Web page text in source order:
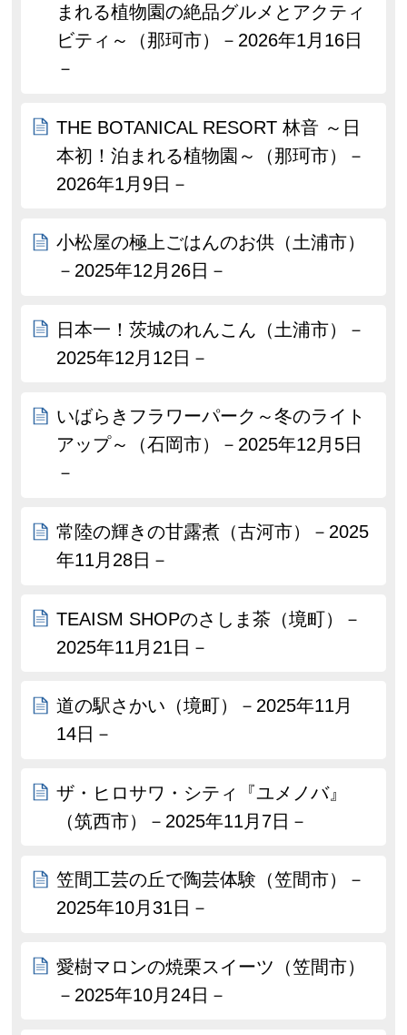
まれる植物園の絶品グルメとアクティ
ビティ～（那珂市）－2026年1月16日
－
THE BOTANICAL RESORT 林音 ～日
本初！泊まれる植物園～（那珂市）－
2026年1月9日－
小松屋の極上ごはんのお供（土浦市）
－2025年12月26日－
日本一！茨城のれんこん（土浦市）－
2025年12月12日－
いばらきフラワーパーク～冬のライト
アップ～（石岡市）－2025年12月5日
－
常陸の輝きの甘露煮（古河市）－2025
年11月28日－
TEAISM SHOPのさしま茶（境町）－
2025年11月21日－
道の駅さかい（境町）－2025年11月
14日－
ザ・ヒロサワ・シティ『ユメノバ』
（筑西市）－2025年11月7日－
笠間工芸の丘で陶芸体験（笠間市）－
2025年10月31日－
愛樹マロンの焼栗スイーツ（笠間市）
－2025年10月24日－